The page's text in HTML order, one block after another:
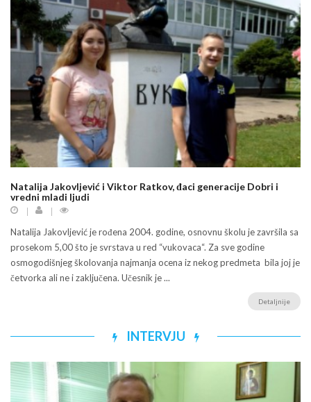
Natalija Jakovljević i Viktor Ratkov, đaci generacije Dobri i
vredni mladi ljudi
Natalija Jakovljević je rođena 2004. godine, osnovnu školu je završila sa
prosekom 5,00 što je svrstava u red “vukovaca“. Za sve godine
osmogodišnjeg školovanja najmanja ocena iz nekog predmeta bila joj je
četvorka ali ne i zaključena. Učesnik je ...
Detaljnije
INTERVJU